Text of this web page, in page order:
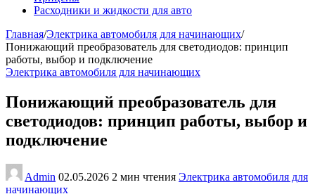
Расходники и жидкости для авто
Главная/Электрика автомобиля для начинающих/
Понижающий преобразователь для светодиодов: принцип
работы, выбор и подключение
Электрика автомобиля для начинающих
Понижающий преобразователь для
светодиодов: принцип работы, выбор и
подключение
Admin 02.05.2026 2 мин чтения Электрика автомобиля для
начинающих